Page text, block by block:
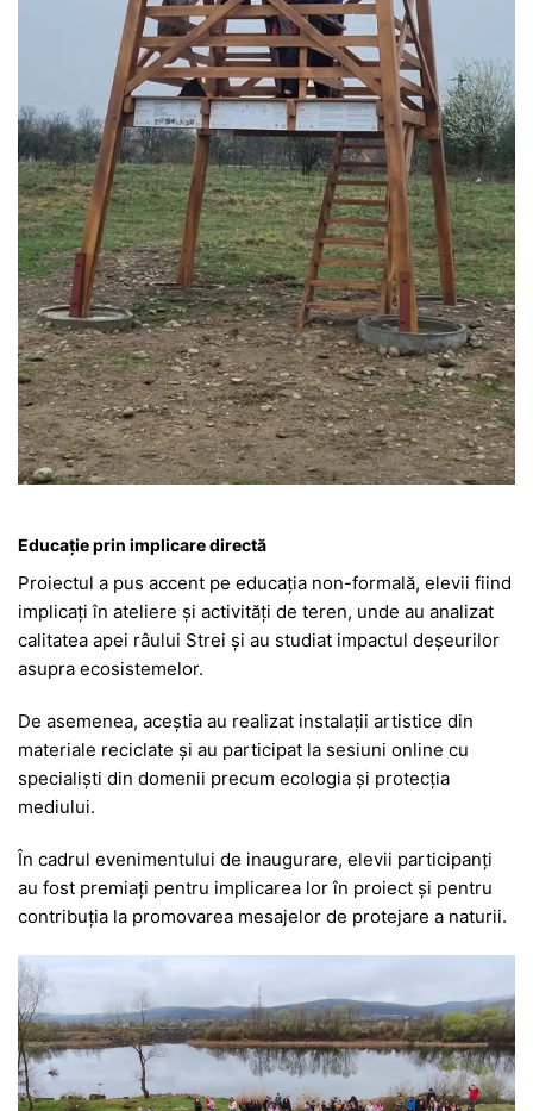
Educație prin implicare directă
Proiectul a pus accent pe educația non-formală, elevii fiind
implicați în ateliere și activități de teren, unde au analizat
calitatea apei râului Strei și au studiat impactul deșeurilor
asupra ecosistemelor.
De asemenea, aceștia au realizat instalații artistice din
materiale reciclate și au participat la sesiuni online cu
specialiști din domenii precum ecologia și protecția
mediului.
În cadrul evenimentului de inaugurare, elevii participanți
au fost premiați pentru implicarea lor în proiect și pentru
contribuția la promovarea mesajelor de protejare a naturii.